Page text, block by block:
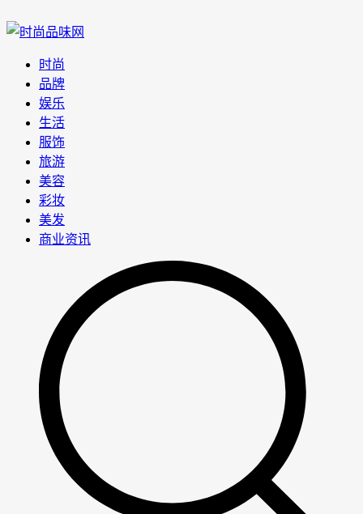
时尚
品牌
娱乐
生活
服饰
旅游
美容
彩妆
美发
商业资讯